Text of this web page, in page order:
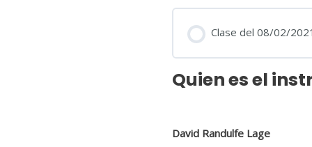
Clase del 08/02/2021
Quien es el
David Randulfe Lage